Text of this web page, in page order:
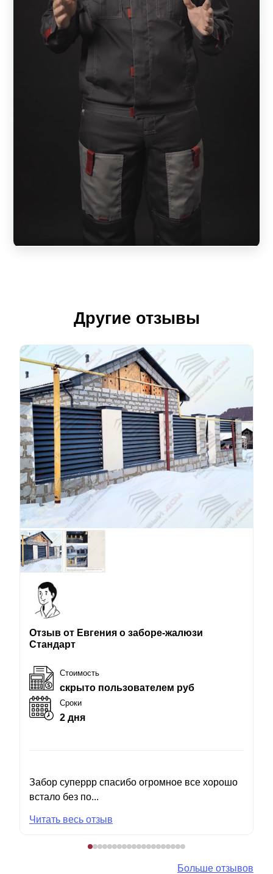
Другие отзывы
Отзыв от Евгения о заборе-жалюзи
Стандарт
Стоимость
скрыто пользователем руб
Сроки
2 дня
Забор суперрр спасибо огромное все хорошо
встало без по...
Читать весь отзыв
Больше отзывов